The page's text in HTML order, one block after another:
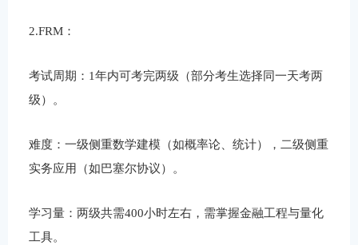
2.FRM：
考试周期：1年内可考完两级（部分考生选择同一天考两
级）。
难度：一级侧重数学建模（如概率论、统计），二级侧重
实务应用（如巴塞尔协议）。
学习量：两级共需400小时左右，需掌握金融工程与量化
工具。